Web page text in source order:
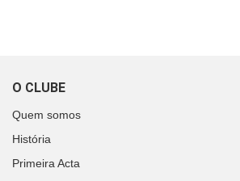
O CLUBE
Quem somos
História
Primeira Acta